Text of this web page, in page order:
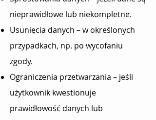
nieprawidłowe lub niekompletne.
Usunięcia danych – w określonych
przypadkach, np. po wycofaniu
zgody.
Ograniczenia przetwarzania – jeśli
użytkownik kwestionuje
prawidłowość danych lub